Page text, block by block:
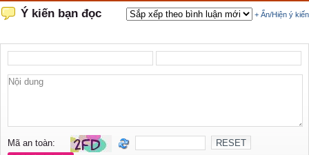
+ Ẩn/Hiện ý kiến
Ý kiến bạn đọc
Mã an toàn: